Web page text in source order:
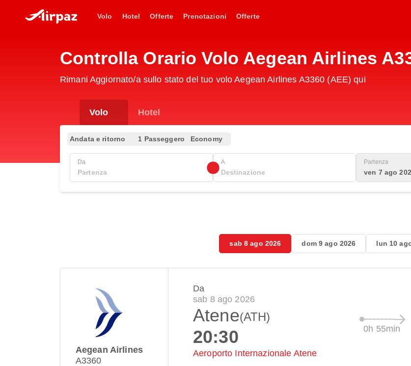
Volo Hotel Offerte Prenotazioni Offerte
Controlla Orario Volo Aegean Airlines
Rimani Aggiornato/a sullo stato del tuo volo Aegean Airlines A3360 (AEE) qui
Volo Hotel
Andata e ritorno 1 Passeggero Economy
Da A Partenza
ven 7 ago
sab 8 ago 2026 dom 9 ago 2026 lun 10
Aegean Airlines
A3360
Da
sab 8 ago 2026
Atene(ATH)
20:30
Aeroporto Internazionale Atene
0h 55min